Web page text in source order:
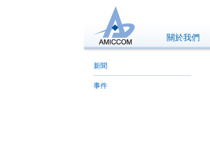
關於我們
新聞
事件